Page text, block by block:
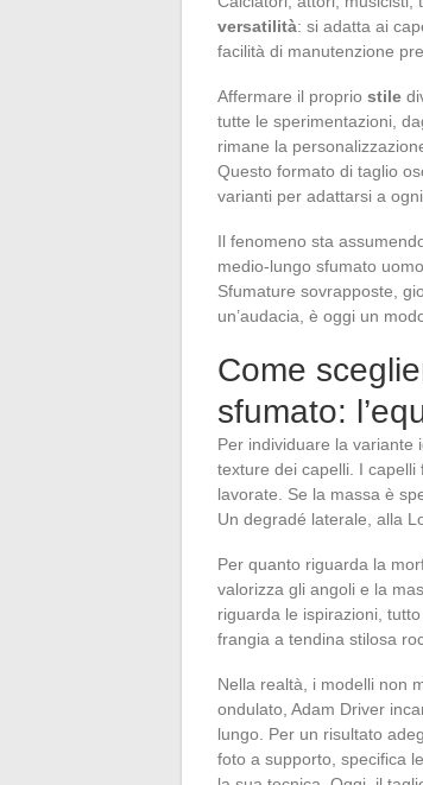
versatilità: si adatta ai
facilità di manutenzione
Affermare il proprio stile
tutte le sperimentazioni,
rimane la
Questo formato di taglio
varianti per adattarsi a
Il fenomeno sta
medio-lungo sfumato
Sfumature sovrapposte,
un’audacia, è oggi un
Come
sfumato:
Per individuare la variante
texture dei capelli. I
lavorate. Se la massa è
Un degradé laterale, alla
Per quanto riguarda la
valorizza gli angoli e la
riguarda le ispirazioni,
frangia a tendina stilosa
Nella realtà, i modelli non
ondulato, Adam Driver
lungo. Per un risultato
foto a supporto, specifica